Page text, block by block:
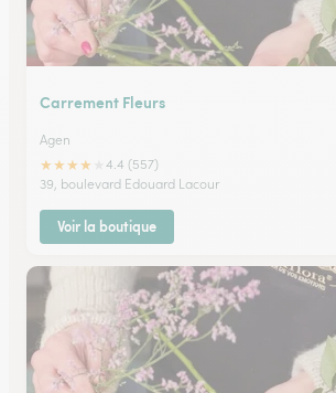
Carrement Fleurs
Agen
★★★★
4.4 (557)
39, boulevard Edouard Lacour
Voir la boutique